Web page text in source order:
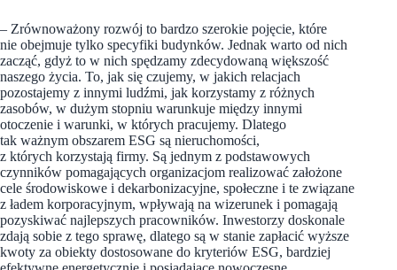
– Zrównoważony rozwój to bardzo szerokie pojęcie, które
nie obejmuje tylko specyfiki budynków. Jednak warto od nich
zacząć, gdyż to w nich spędzamy zdecydowaną większość
naszego życia. To, jak się czujemy, w jakich relacjach
pozostajemy z innymi ludźmi, jak korzystamy z różnych
zasobów, w dużym stopniu warunkuje między innymi
otoczenie i warunki, w których pracujemy. Dlatego
tak ważnym obszarem ESG są nieruchomości,
z których korzystają firmy. Są jednym z podstawowych
czynników pomagających organizacjom realizować założone
cele środowiskowe i dekarbonizacyjne, społeczne i te związane
z ładem korporacyjnym, wpływają na wizerunek i pomagają
pozyskiwać najlepszych pracowników. Inwestorzy doskonale
zdają sobie z tego sprawę, dlatego są w stanie zapłacić wyższe
kwoty za obiekty dostosowane do kryteriów ESG, bardziej